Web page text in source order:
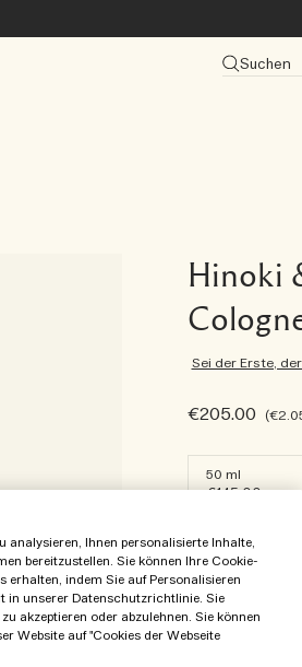
Suchen
Hinoki
Sei der Erste,
€205.00
50 ml
€145.00
5
analysieren, Ihnen personalisierte Inhalte,
bereitzustellen. Sie können Ihre Cookie-
erhalten, indem Sie auf Personalisieren
in unserer Datenschutzrichtlinie. Sie
akzeptieren oder abzulehnen. Sie können
Website auf "Cookies der Webseite